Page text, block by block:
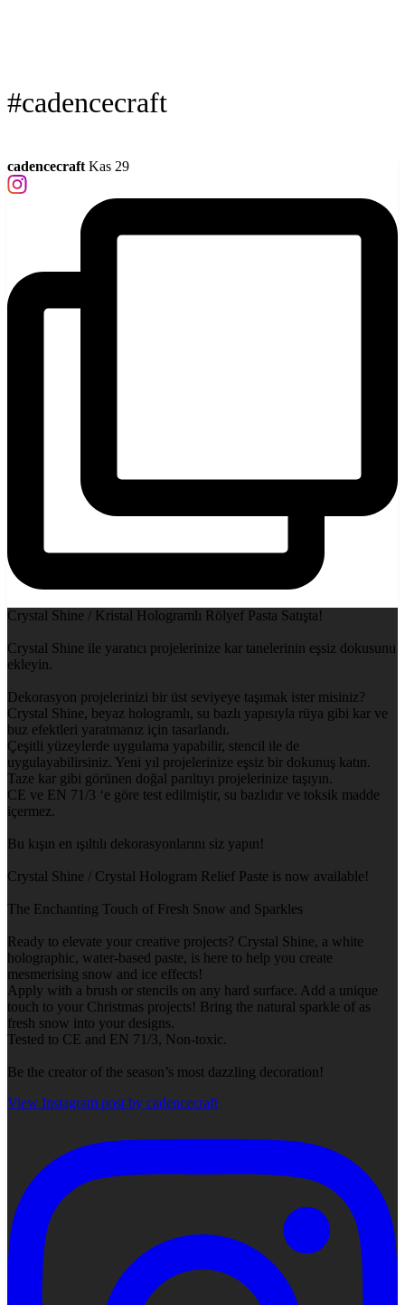
#cadencecraft
cadencecraft Kas 29
Crystal Shine / Kristal Hologramlı Rölyef Pasta Satışta!
Crystal Shine ile yaratıcı projelerinize kar tanelerinin eşsiz dokusunu
ekleyin.
Dekorasyon projelerinizi bir üst seviyeye taşımak ister misiniz?
Crystal Shine, beyaz hologramlı, su bazlı yapısıyla rüya gibi kar ve
buz efektleri yaratmanız için tasarlandı.
Çeşitli yüzeylerde uygulama yapabilir, stencil ile de
uygulayabilirsiniz. Yeni yıl projelerinize eşsiz bir dokunuş katın.
Taze kar gibi görünen doğal parıltıyı projelerinize taşıyın.
CE ve EN 71/3 ‘e göre test edilmiştir, su bazlıdır ve toksik madde
içermez.
Bu kışın en ışıltılı dekorasyonlarını siz yapın!
Crystal Shine / Crystal Hologram Relief Paste is now available!
The Enchanting Touch of Fresh Snow and Sparkles
Ready to elevate your creative projects? Crystal Shine, a white
holographic, water-based paste, is here to help you create
mesmerising snow and ice effects!
Apply with a brush or stencils on any hard surface. Add a unique
touch to your Christmas projects! Bring the natural sparkle of as
fresh snow into your designs.
Tested to CE and EN 71/3, Non-toxic.
Be the creator of the season’s most dazzling decoration!
View Instagram post by cadencecraft